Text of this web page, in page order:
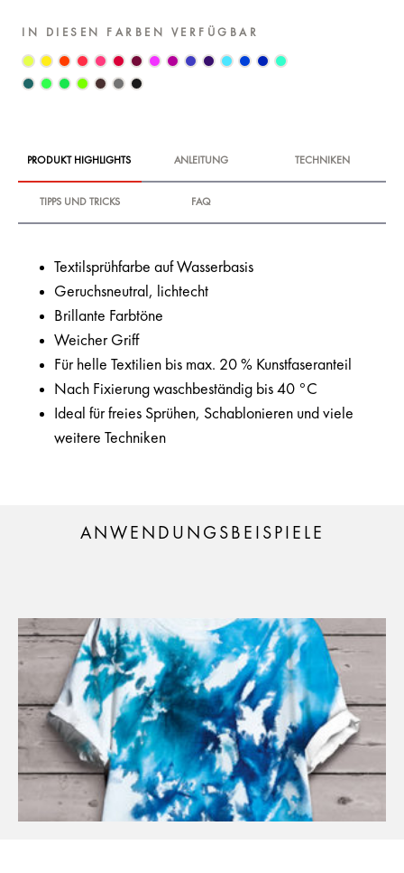
IN DIESEN FARBEN VERFÜGBAR
PRODUKT HIGHLIGHTS ANLEITUNG TECHNIKEN
TIPPS UND TRICKS FAQ
Textilsprühfarbe auf Wasserbasis
Geruchsneutral, lichtecht
Brillante Farbtöne
Weicher Griff
Für helle Textilien bis max. 20 % Kunstfaseranteil
Nach Fixierung waschbeständig bis 40 °C
Ideal für freies Sprühen, Schablonieren und viele
weitere Techniken
ANWENDUNGSBEISPIELE